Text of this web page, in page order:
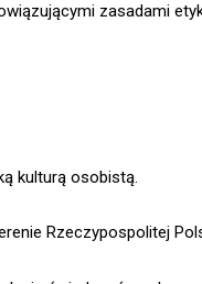
zasadami
kulturą osobistą.
Rzeczypospolitej